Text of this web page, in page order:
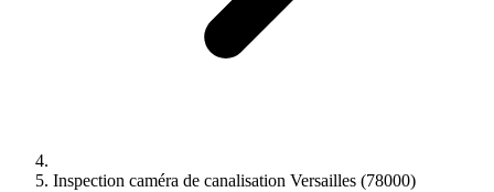
Inspection caméra de canalisation Versailles (78000)